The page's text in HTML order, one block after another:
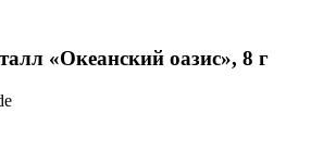
«Океанский оазис», 8 г